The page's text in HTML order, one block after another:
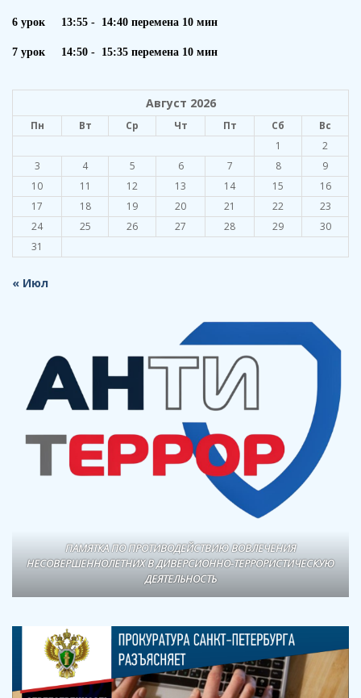
6 урок 13:55 - 14:40 перемена 10 мин
7 урок 14:50 - 15:35 перемена 10 мин
Август 2026
Пн Вт Ср Чт Пт Сб
Вс
1
2
3
4 5 6 7 8
9
10
11 12 13 14 15
16
17
18 19 20 21 22
23
24
25 26 27 28 29
30
31
« Июл
ПАМЯТКА ПО ПРОТИВОДЕЙСТВИЮ ВОВЛЕЧЕНИЯ
НЕСОВЕРШЕННОЛЕТНИХ В ДИВЕРСИОННО-ТЕРРОРИСТИЧЕСКУЮ
ДЕЯТЕЛЬНОСТЬ